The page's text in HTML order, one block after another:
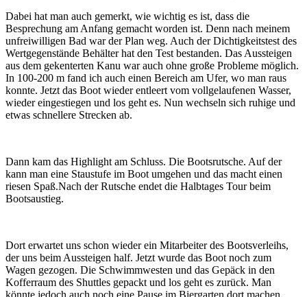
Dabei hat man auch gemerkt, wie wichtig es ist, dass die
Besprechung am Anfang gemacht worden ist. Denn nach meinem
unfreiwilligen Bad war der Plan weg. Auch der Dichtigkeitstest des
Wertgegenstände Behälter hat den Test bestanden. Das Aussteigen
aus dem gekenterten Kanu war auch ohne große Probleme möglich.
In 100-200 m fand ich auch einen Bereich am Ufer, wo man raus
konnte. Jetzt das Boot wieder entleert vom vollgelaufenen Wasser,
wieder eingestiegen und los geht es. Nun wechseln sich ruhige und
etwas schnellere Strecken ab.
Dann kam das Highlight am Schluss. Die Bootsrutsche. Auf der
kann man eine Staustufe im Boot umgehen und das macht einen
riesen Spaß.Nach der Rutsche endet die Halbtages Tour beim
Bootsaustieg.
Dort erwartet uns schon wieder ein Mitarbeiter des Bootsverleihs,
der uns beim Aussteigen half. Jetzt wurde das Boot noch zum
Wagen gezogen. Die Schwimmwesten und das Gepäck in den
Kofferraum des Shuttles gepackt und los geht es zurück. Man